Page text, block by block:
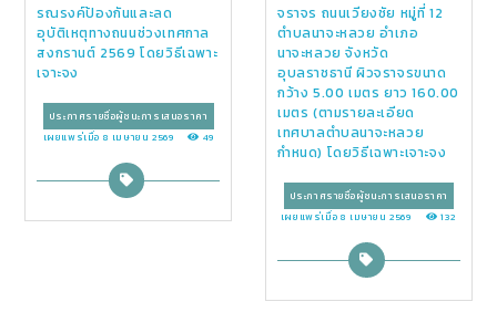
รณรงค์ป้องกันและลด
อุบัติเหตุทางถนนช่วงเทศกาล
สงกรานต์ 2569 โดยวิธีเฉพาะ
เจาะจง
ประกาศรายชื่อผู้ชนะการเสนอราคา
เผยแพร่เมื่อ 8 เมษายน 2569
49
จราจร ถนนเวียงชัย หมู่ที่ 12
ตำบลนาจะหลวย อำเภอ
นาจะหลวย จังหวัด
อุบลราชธานี ผิวจราจรขนาด
กว้าง 5.00 เมตร ยาว 160.00
เมตร (ตามรายละเอียด
เทศบาลตำบลนาจะหลวย
กำหนด) โดยวิธีเฉพาะเจาะจง
ประกาศรายชื่อผู้ชนะการเสนอราคา
เผยแพร่เมื่อ 8 เมษายน 2569
132